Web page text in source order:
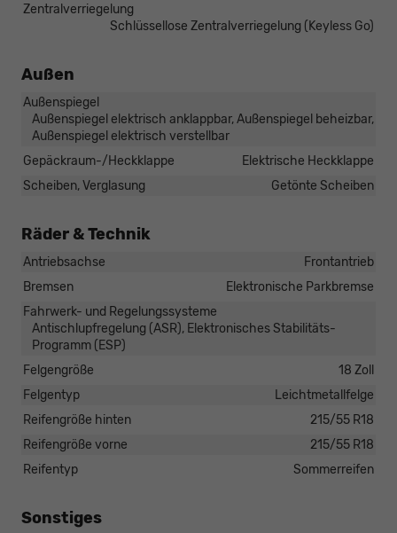
Zentralverriegelung
Schlüssellose Zentralverriegelung (Keyless Go)
Außen
Außenspiegel
Außenspiegel elektrisch anklappbar, Außenspiegel beheizbar,
Außenspiegel elektrisch verstellbar
Gepäckraum-/Heckklappe
Elektrische Heckklappe
Scheiben, Verglasung
Getönte Scheiben
Räder & Technik
Antriebsachse
Frontantrieb
Bremsen
Elektronische Parkbremse
Fahrwerk- und Regelungssysteme
Antischlupfregelung (ASR), Elektronisches Stabilitäts-
Programm (ESP)
Felgengröße
18 Zoll
Felgentyp
Leichtmetallfelge
Reifengröße hinten
215/55 R18
Reifengröße vorne
215/55 R18
Reifentyp
Sommerreifen
Sonstiges